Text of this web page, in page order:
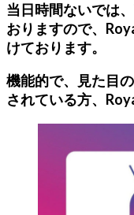
当日時間ないでは
おりますので、
けております。
機能的で、見た目
されている方、